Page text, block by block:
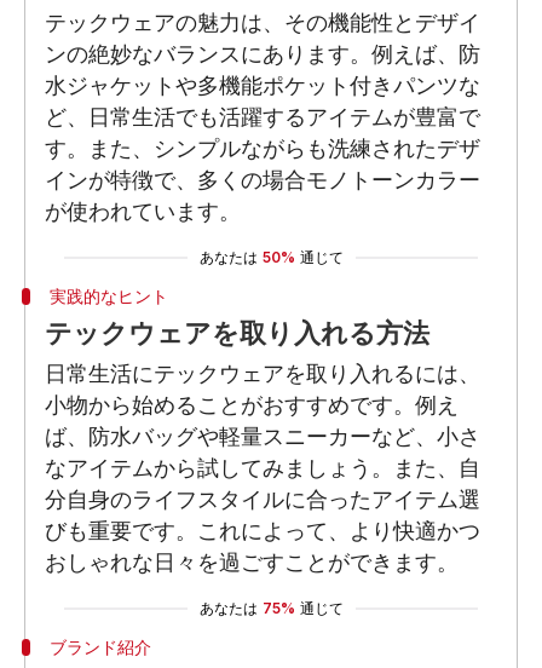
テックウェアの魅力は、その機能性とデザイ
ンの絶妙なバランスにあります。例えば、防
水ジャケットや多機能ポケット付きパンツな
ど、日常生活でも活躍するアイテムが豊富で
す。また、シンプルながらも洗練されたデザ
インが特徴で、多くの場合モノトーンカラー
が使われています。
あなたは 50% 通じて
実践的なヒント
テックウェアを取り入れる方法
日常生活にテックウェアを取り入れるには、
小物から始めることがおすすめです。例え
ば、防水バッグや軽量スニーカーなど、小さ
なアイテムから試してみましょう。また、自
分自身のライフスタイルに合ったアイテム選
びも重要です。これによって、より快適かつ
おしゃれな日々を過ごすことができます。
あなたは 75% 通じて
ブランド紹介